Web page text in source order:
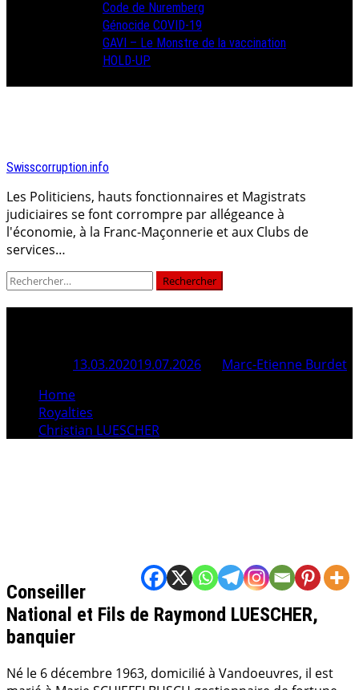
Code de Nuremberg
Génocide COVID-19
GAVI – Le Monstre de la vaccination
HOLD-UP
Swisscorruption.info
Les Politiciens, hauts fonctionnaires et Magistrats
judiciaires se font corrompre par allégeance à
l'économie, à la Franc-Maçonnerie et aux Clubs de
services…
Rechercher :
13.03.202019.07.2026
Marc-Etienne Burdet
Home
Royalties
Christian LUESCHER
Conseiller
National et Fils de Raymond LUESCHER,
banquier
Né le 6 décembre 1963, domicilié à Vandoeuvres, il est